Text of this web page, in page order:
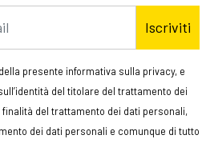
Iscriviti
presente informativa sulla privacy, e
del titolare del trattamento dei
del trattamento dei dati personali,
dei dati personali e comunque di tutto